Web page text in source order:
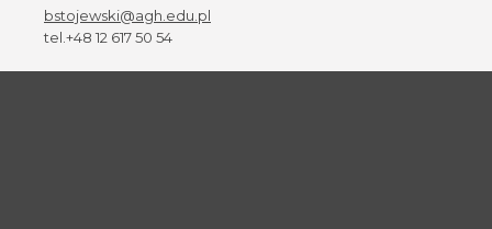
bstojewski@agh.edu.pl
tel.+48 12 617 50 54